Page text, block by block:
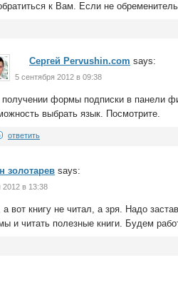
к Вам. Если не
Сергей Pervushin.com says:
5 сентября 2012 в 09:38
получении формы подписки в панели
выбрать язык. Посмотрите.
ответить
золотарев says:
2012 в 13:38
вот книгу не читал, а зря. Надо
и читать полезные книги. Будем